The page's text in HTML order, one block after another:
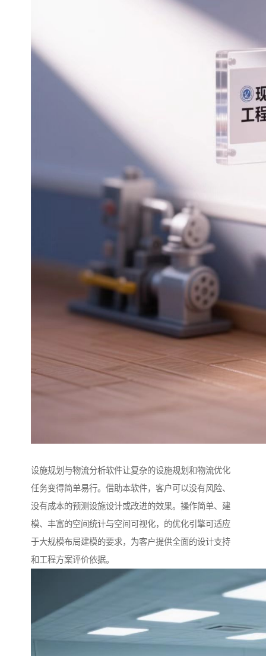
设施规划与物流分析软件让复杂的设施规划和物流优化
任务变得简单易行。借助本软件，客户可以没有风险、
没有成本的预测设施设计或改进的效果。操作简单、建
模、丰富的空间统计与空间可视化，的优化引擎可适应
于大规模布局建模的要求，为客户提供全面的设计支持
和工程方案评价依据。